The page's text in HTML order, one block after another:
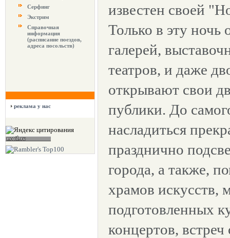
Серфинг
Экстрим
Справочная
информация
(расписание поездов,
адреса посольств)
реклама у нас
известен своей
Только в эту ночь
галерей,
театров, и даже
открывают свои
публики. До
насладиться
празднично
города, а также,
храмов искусств,
подготовленных
концертов,